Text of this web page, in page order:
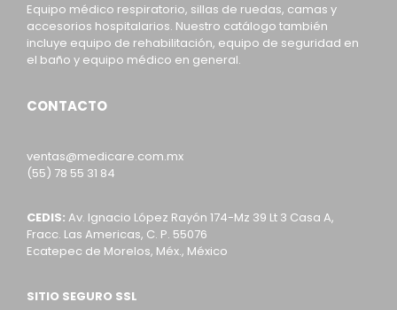
Equipo médico respiratorio, sillas de ruedas, camas y
accesorios hospitalarios. Nuestro catálogo también
incluye equipo de rehabilitación, equipo de seguridad en
el baño y equipo médico en general.
CONTACTO
ventas@medicare.com.mx
(55) 78 55 31 84
CEDIS: Av. Ignacio López Rayón 174-Mz 39 Lt 3 Casa A,
Fracc. Las Americas, C. P. 55076
Ecatepec de Morelos, Méx., México
SITIO SEGURO SSL